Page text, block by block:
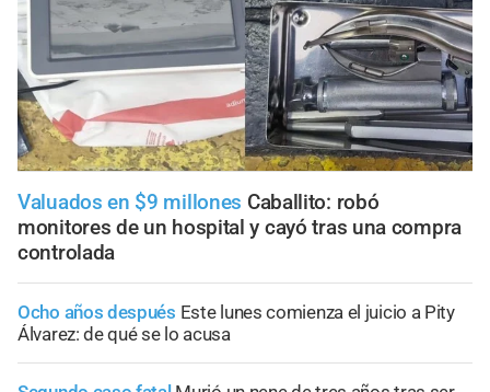
Valuados en $9 millones Caballito: robó
monitores de un hospital y cayó tras una compra
controlada
Ocho años después Este lunes comienza el juicio a Pity
Álvarez: de qué se lo acusa